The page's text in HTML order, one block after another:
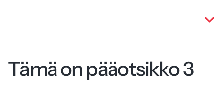
Tämä on pääotsikko 3